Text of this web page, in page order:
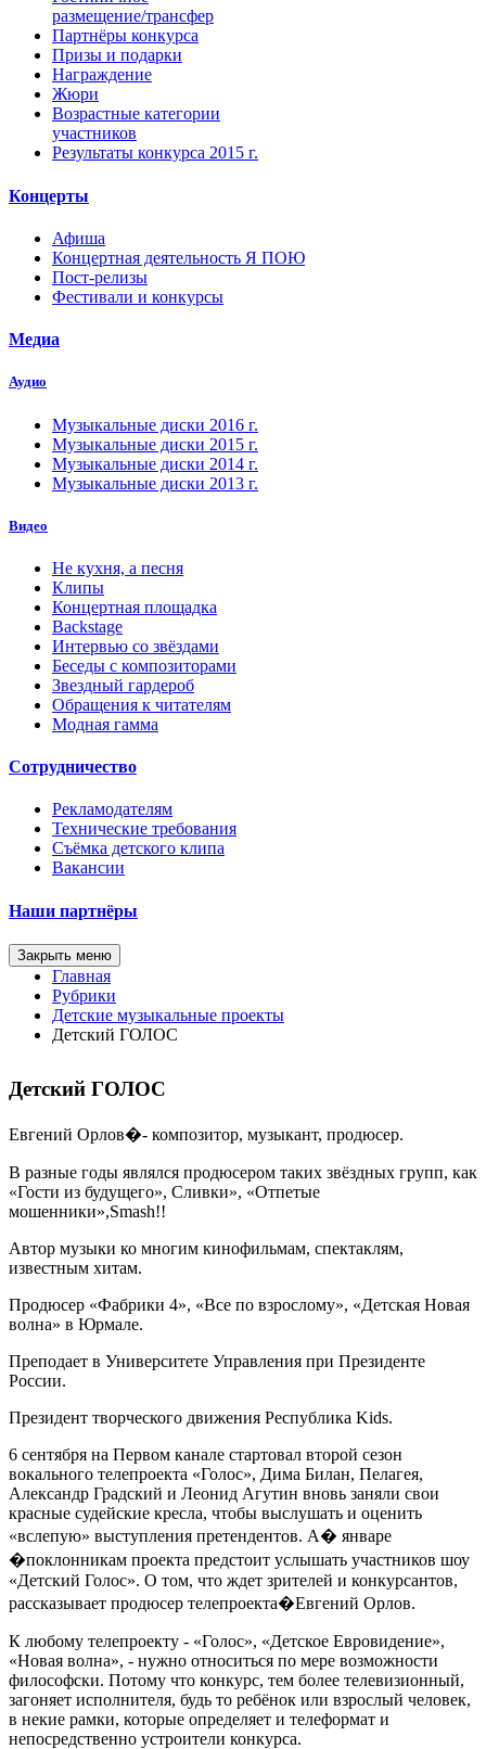
размещение/трансфер
Партнёры конкурса
Призы и подарки
Награждение
Жюри
Возрастные категории
участников
Результаты конкурса 2015 г.
Концерты
Афиша
Концертная деятельность Я ПОЮ
Пост-релизы
Фестивали и конкурсы
Медиа
Аудио
Музыкальные диски 2016 г.
Музыкальные диски 2015 г.
Музыкальные диски 2014 г.
Музыкальные диски 2013 г.
Видео
Не кухня, а песня
Клипы
Концертная площадка
Backstage
Интервью со звёздами
Беседы с композиторами
Звездный гардероб
Обращения к читателям
Модная гамма
Сотрудничество
Рекламодателям
Технические требования
Съёмка детского клипа
Вакансии
Наши партнёры
Закрыть меню
Главная
Рубрики
Детские музыкальные проекты
Детский ГОЛОС
Детский ГОЛОС
Евгений Орлов�- композитор, музыкант, продюсер.
В разные годы являлся продюсером таких звёздных групп, как
«Гости из будущего», Сливки», «Отпетые
мошенники»,Smash!!
Автор музыки ко многим кинофильмам, спектаклям,
известным хитам.
Продюсер «Фабрики 4», «Все по взрослому», «Детская Новая
волна» в Юрмале.
Преподает в Университете Управления при Президенте
России.
Президент творческого движения Республика Kids.
6 сентября на Первом канале стартовал второй сезон
вокального телепроекта «Голос», Дима Билан, Пелагея,
Александр Градский и Леонид Агутин вновь заняли свои
красные судейские кресла, чтобы выслушать и оценить
«вслепую» выступления претендентов. А� январе
�поклонникам проекта предстоит услышать участников шоу
«Детский Голос». О том, что ждет зрителей и конкурсантов,
рассказывает продюсер телепроекта�Евгений Орлов.
К любому телепроекту - «Голос», «Детское Евровидение»,
«Новая волна», - нужно относиться по мере возможности
философски. Потому что конкурс, тем более телевизионный,
загоняет исполнителя, будь то ребёнок или взрослый человек,
в некие рамки, которые определяет и телеформат и
непосредственно устроители конкурса.